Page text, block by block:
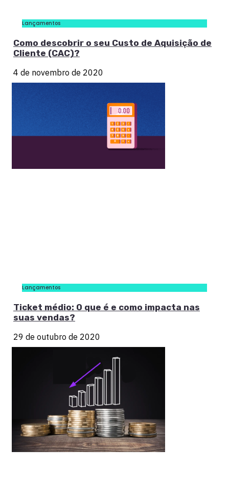
Lançamentos
Como descobrir o seu Custo de Aquisição de
Cliente (CAC)?
4 de novembro de 2020
Lançamentos
Ticket médio: O que é e como impacta nas
suas vendas?
29 de outubro de 2020